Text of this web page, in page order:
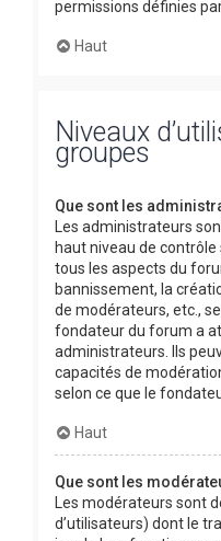
permissions définies
Haut
Niveaux
groupes
Que sont les
Les administrateurs
haut niveau de
tous les aspects du
bannissement, la
de modérateurs, etc.,
fondateur du forum a
administrateurs. Ils
capacités de
selon ce que le
Haut
Que sont les
Les modérateurs sont
d’utilisateurs) dont le